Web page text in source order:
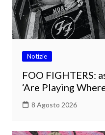
Notizie
FOO FIGHTERS:
‘Are Playing
8 Agosto 2026